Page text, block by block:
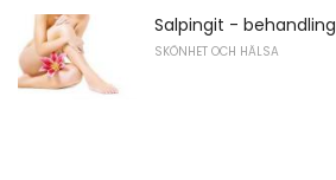
Salpingit - behandling
SKÖNHET OCH HÄLSA